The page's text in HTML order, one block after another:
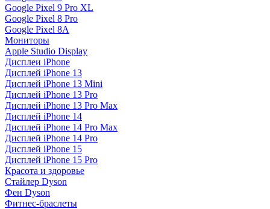
Google Pixel 9 Pro XL
Google Pixel 8 Pro
Google Pixel 8A
Мониторы
Apple Studio Display
Дисплеи iPhone
Дисплей iPhone 13
Дисплей iPhone 13 Mini
Дисплей iPhone 13 Pro
Дисплей iPhone 13 Pro Max
Дисплей iPhone 14
Дисплей iPhone 14 Pro Max
Дисплей iPhone 14 Pro
Дисплей iPhone 15
Дисплей iPhone 15 Pro
Красота и здоровье
Стайлер Dyson
Фен Dyson
Фитнес-браслеты